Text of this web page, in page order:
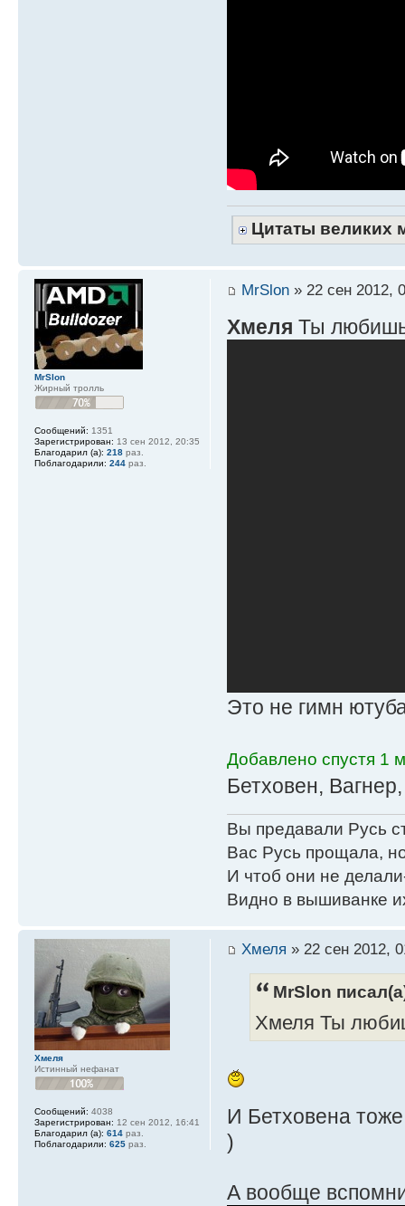
Цитаты великих
MrSlon» 22 сен 2012,
Хмеля Ты
Это не гимн
Добавлено спустя 1
Бетховен,
Вы предавали Русь
Вас Русь прощала,
И чтоб они не
Видно в вышиванке
MrSlon
Жирный тролль
Сообщений: 1351
Зарегистрирован: 13 сен 2012, 20:35
Благодарил (а): 218 раз.
Поблагодарили: 244 раз.
Хмеля » 22 сен 2012,
MrSlon
Хмеля Ты
И Бетховена
)
А вообще
Хмеля
Истинный нефанат
Сообщений: 4038
Зарегистрирован: 12 сен 2012, 16:41
Благодарил (а): 614 раз.
Поблагодарили: 625 раз.